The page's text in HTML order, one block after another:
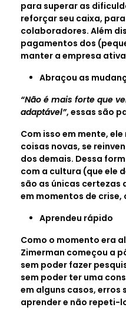
para superar as
reforçar seu caixa,
colaboradores. Além
pagamentos dos
manter a empresa
Abraçou as
“Não é mais forte que
adaptável”, essas são
Com isso em mente,
coisas novas, se
dos demais. Dessa
com a cultura (que ele
são as únicas certezas
em momentos de
Aprendeu rápido
Como o momento era
Zimerman começou a
sem poder fazer
sem poder ter uma
em alguns casos,
aprender e não repeti-